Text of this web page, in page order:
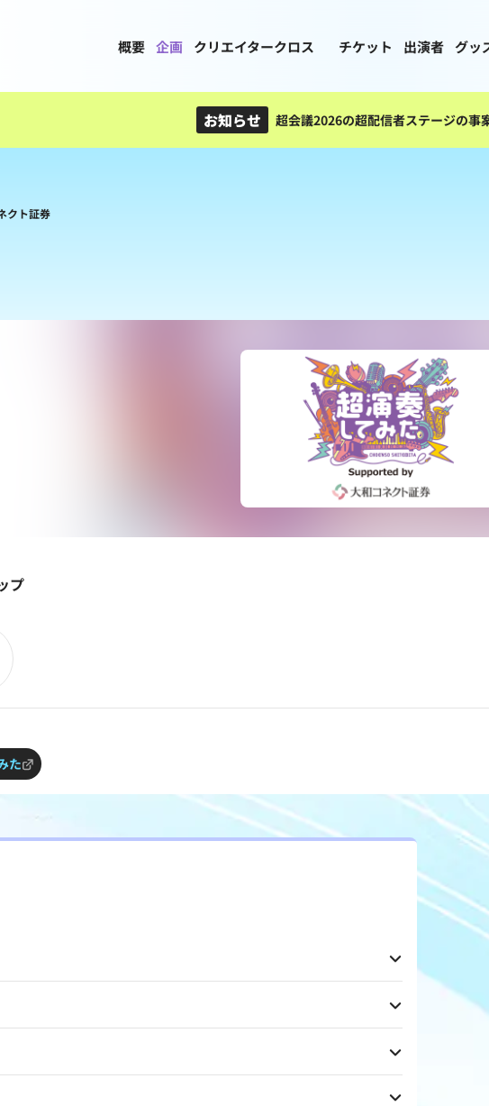
概要 企画 クリエイタークロス チケット 出演者 グッ
お知らせ 超会議2026の超配信者ステージの事
クト証券
プ
た